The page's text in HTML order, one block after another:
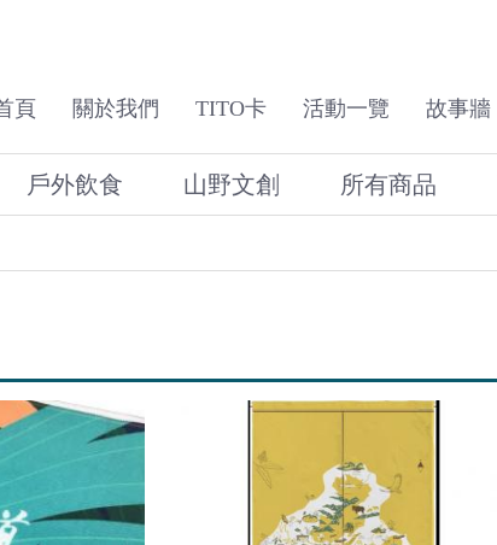
頁 關於我們 TITO卡 活動一覽 故事牆
戶外飲食 山野文創 所有商品